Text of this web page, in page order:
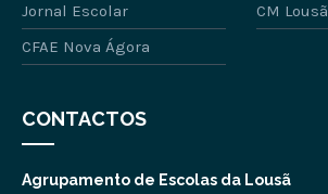
Jornal Escolar
CM Lousã
CFAE Nova Ágora
CONTACTOS
Agrupamento de Escolas da Lousã